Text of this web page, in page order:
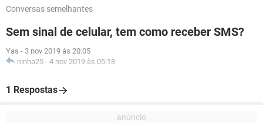
Conversas semelhantes
Sem sinal de celular, tem como receber SMS?
Yas - 3 nov 2019 às 20:05
ninha25 - 4 nov 2019 às 05:18
1 Respostas